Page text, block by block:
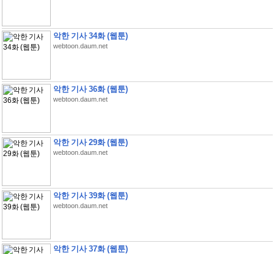
악한 기사 34화 (웹툰)
webtoon.daum.net
악한 기사 36화 (웹툰)
webtoon.daum.net
악한 기사 29화 (웹툰)
webtoon.daum.net
악한 기사 39화 (웹툰)
webtoon.daum.net
악한 기사 37화 (웹툰)